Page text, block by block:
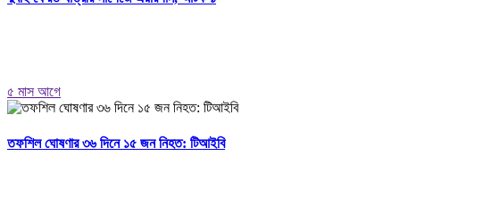
৫ মাস আগে
তফশিল ঘোষণার ৩৬ দিনে ১৫ জন নিহত: টিআইবি